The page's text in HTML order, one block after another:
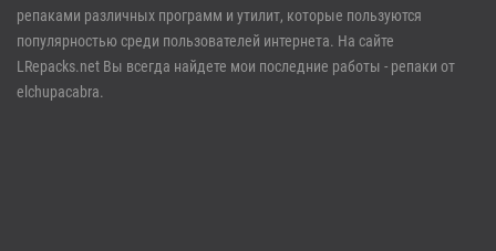
Регистрация
Забыли пароль?
репаками различных программ и утилит, которые пользуются
популярностью среди пользователей интернета. На сайте
LRepacks.net Вы всегда найдете мои последние работы - репаки от
elchupacabra.